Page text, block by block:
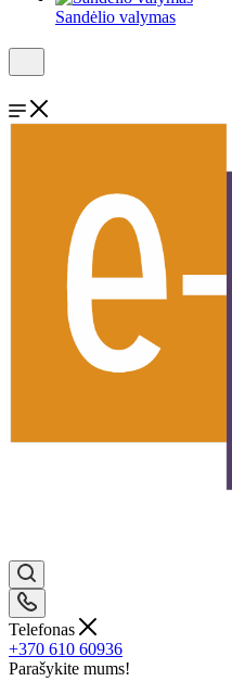
Sandėlio valymas
Telefonas
+370 610 60936
Parašykite mums!